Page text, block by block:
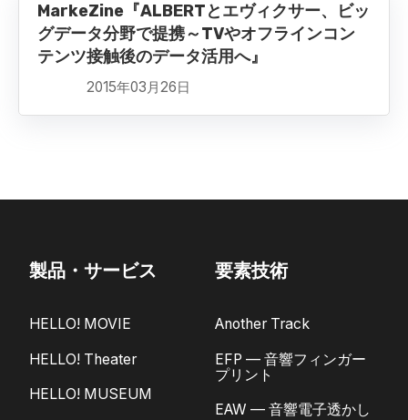
MarkeZine『ALBERTとエヴィクサー、ビッ
グデータ分野で提携～TVやオフラインコン
テンツ接触後のデータ活用へ』
2015年03月26日
製品・サービス
HELLO! MOVIE
HELLO! Theater
HELLO! MUSEUM
要素技術
Another Track
EFP — 音響フィンガー
プリント
EAW — 音響電子透かし